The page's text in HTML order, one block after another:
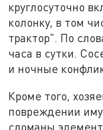
круглосуточно
колонку, в том
трактор". По
часа в сутки.
и ночные
Кроме того,
повреждении
сломаны